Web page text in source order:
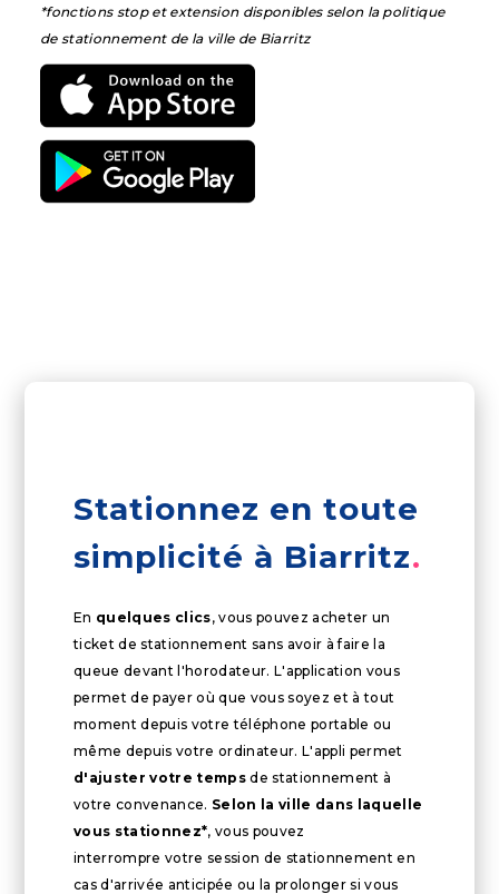
*fonctions stop et extension disponibles selon la politique
de stationnement de la ville de Biarritz
Stationnez en toute
simplicité à Biarritz
En quelques clics, vous pouvez acheter un
ticket de stationnement sans avoir à faire la
queue devant l'horodateur. L'application vous
permet de payer où que vous soyez et à tout
moment depuis votre téléphone portable ou
même depuis votre ordinateur. L'appli permet
d'ajuster votre tempsde stationnement à
votre convenance. Selon la ville dans laquelle
vous stationnez*, vous pouvez
interrompre votre session de stationnement en
cas d'arrivée anticipée ou la prolonger si vous